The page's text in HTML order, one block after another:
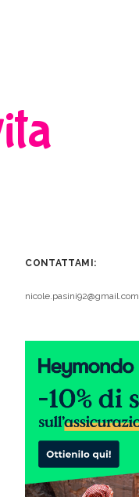
CONTATTAMI:
nicole.pasini92@gmail.com